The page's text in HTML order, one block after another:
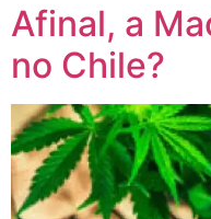
Afinal, a
no Chile?